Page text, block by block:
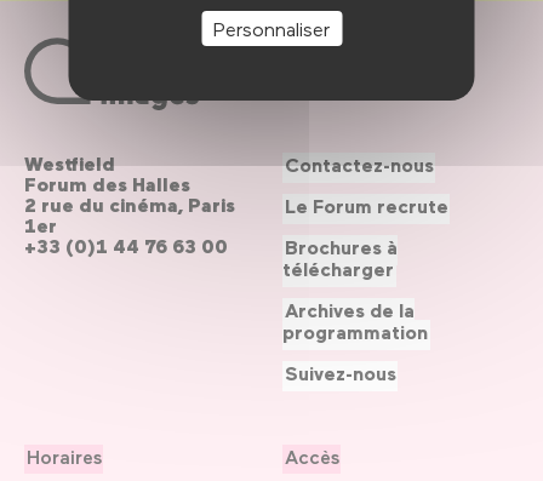
Personnaliser
Westfield
Forum des Halles
2 rue du cinéma, Paris
1er
+33 (0)1 44 76 63 00
Horaires Accès
Contactez-nous
Le Forum recrute
Brochures à
télécharger
Archives de la
programmation
Suivez-nous